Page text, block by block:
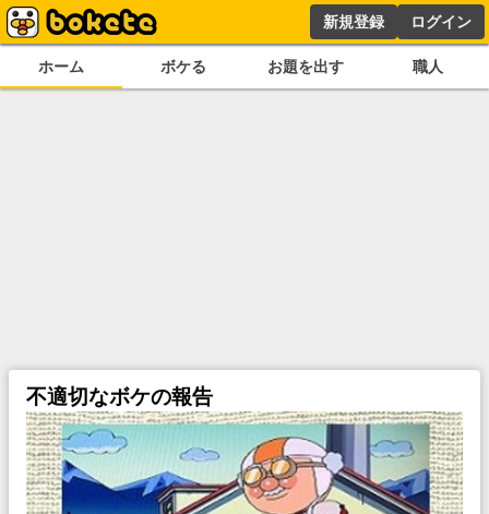
新規登録 ログイン
ホーム ボケる お題を出す 職人
不適切なボケの報告